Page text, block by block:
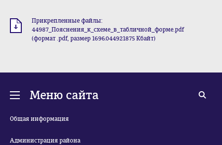
Прикрепленные файлы:
44987_Пояснения_к_схеме_в_табличной_форме.pdf
(формат .pdf, размер 1696.044921875 Кбайт)
Меню сайта
Общая информация
Администрация района